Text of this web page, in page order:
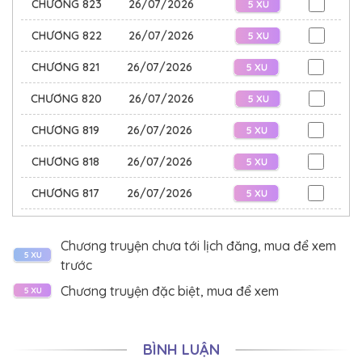
CHƯƠNG 823 26/07/2026
CHƯƠNG 822 26/07/2026
CHƯƠNG 821 26/07/2026
CHƯƠNG 820 26/07/2026
CHƯƠNG 819 26/07/2026
CHƯƠNG 818 26/07/2026
CHƯƠNG 817 26/07/2026
CHƯƠNG 815 26/07/2026
CHƯƠNG 814 26/07/2026
CHƯƠNG 812 26/07/2026
Chương truyện chưa tới lịch đăng, mua để xem
trước
Chương truyện đặc biệt, mua để xem
BÌNH LUẬN